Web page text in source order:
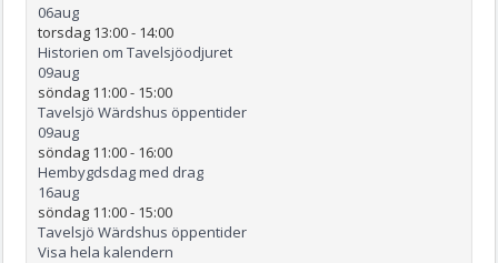
06aug
torsdag 13:00- 14:00
Historien om Tavelsjöodjuret
09aug
söndag 11:00- 15:00
Tavelsjö Wärdshus öppentider
09aug
söndag 11:00- 16:00
Hembygdsdag med drag
16aug
söndag 11:00- 15:00
Tavelsjö Wärdshus öppentider
Visa hela kalendern